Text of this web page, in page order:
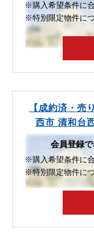
※購入希望条件に
※特別限定物件に
【成約済・売
西市 清和台
会員登録
※購入希望条件に
※特別限定物件に